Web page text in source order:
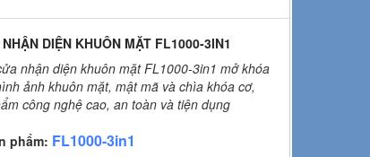
DIỆN KHUÔN MẶT FL1000-3IN1
nhận diện khuôn mặt FL1000-3in1 mở khóa
ảnh khuôn mặt, mật mã và chìa khóa cơ,
công nghệ cao, an toàn và tiện dụng
phẩm: FL1000-3in1